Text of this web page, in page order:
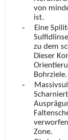
von
ist.
-
Eine
zu dem
Dieser
Bohrziele.
-
Zone.